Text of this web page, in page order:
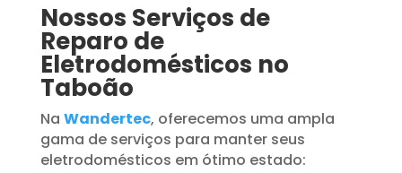
Nossos Serviços de
Reparo de
Eletrodomésticos no
Taboão
Na Wandertec, oferecemos uma ampla
gama de serviços para manter seus
eletrodomésticos em ótimo estado: